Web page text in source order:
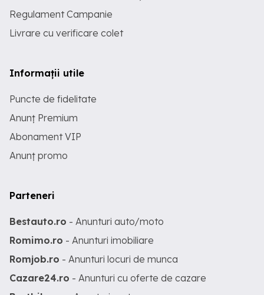
Regulament Campanie
Livrare cu verificare colet
Informații utile
Puncte de fidelitate
Anunț Premium
Abonament VIP
Anunț promo
Parteneri
Bestauto.ro - Anunturi auto/moto
Romimo.ro - Anunturi imobiliare
Romjob.ro - Anunturi locuri de munca
Cazare24.ro - Anunturi cu oferte de cazare